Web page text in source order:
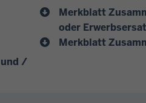
Merkblatt
oder
Merkblatt
und /